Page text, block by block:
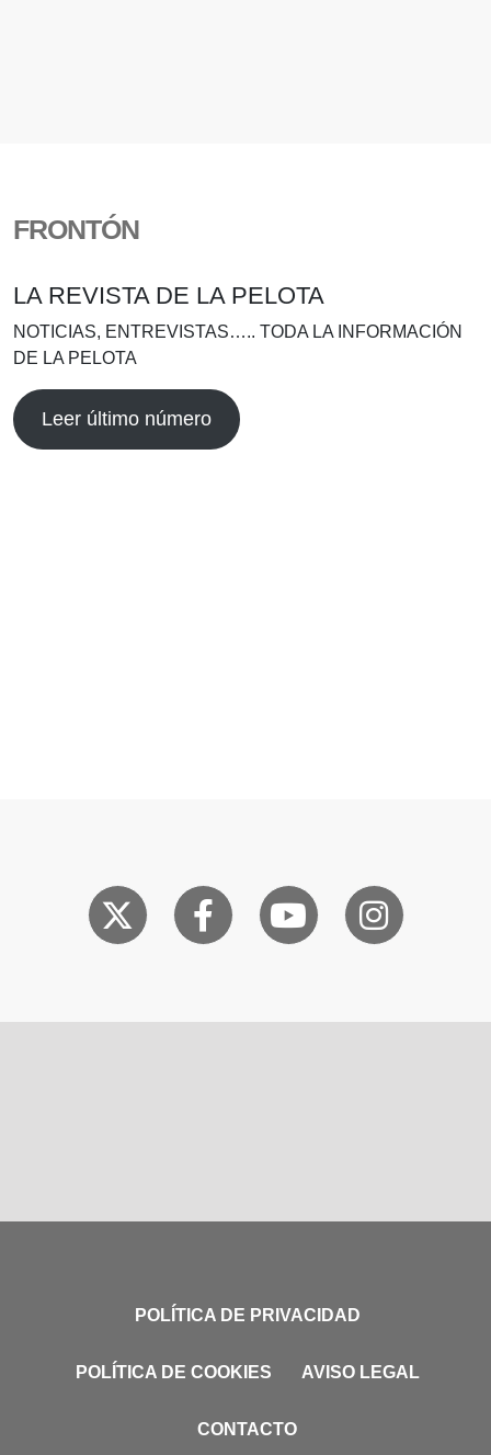
FRONTÓN
LA REVISTA DE LA PELOTA
NOTICIAS, ENTREVISTAS….. TODA LA INFORMACIÓN
DE LA PELOTA
Leer último número
POLÍTICA DE PRIVACIDAD
POLÍTICA DE COOKIES AVISO LEGAL
CONTACTO